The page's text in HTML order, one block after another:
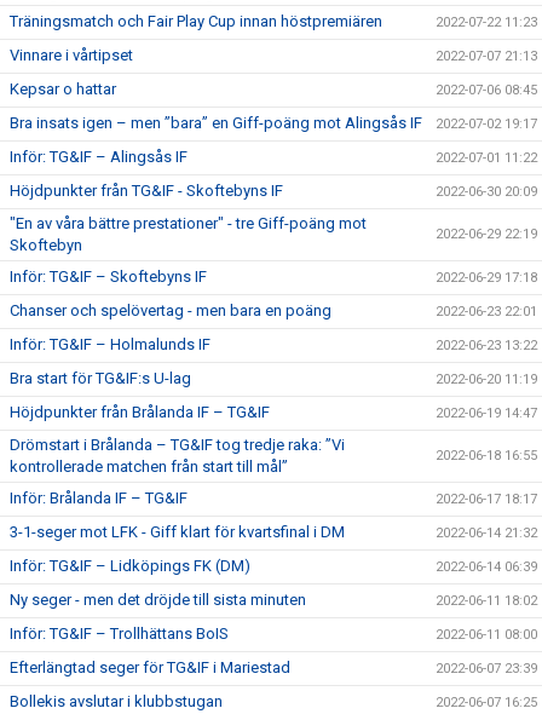
Träningsmatch och Fair Play Cup innan höstpremiären 2022-07-22 11:23
Vinnare i vårtipset 2022-07-07 21:13
Kepsar o hattar 2022-07-06 08:45
Bra insats igen – men ”bara” en Giff-poäng mot Alingsås IF 2022-07-02 19:17
Inför: TG&IF – Alingsås IF 2022-07-01 11:22
Höjdpunkter från TG&IF - Skoftebyns IF 2022-06-30 20:09
"En av våra bättre prestationer" - tre Giff-poäng mot
Skoftebyn
2022-06-29 22:19
Inför: TG&IF – Skoftebyns IF 2022-06-29 17:18
Chanser och spelövertag - men bara en poäng 2022-06-23 22:01
Inför: TG&IF – Holmalunds IF 2022-06-23 13:22
Bra start för TG&IF:s U-lag 2022-06-20 11:19
Höjdpunkter från Brålanda IF – TG&IF 2022-06-19 14:47
Drömstart i Brålanda – TG&IF tog tredje raka: ”Vi
kontrollerade matchen från start till mål”
2022-06-18 16:55
Inför: Brålanda IF – TG&IF 2022-06-17 18:17
3-1-seger mot LFK - Giff klart för kvartsfinal i DM 2022-06-14 21:32
Inför: TG&IF – Lidköpings FK (DM) 2022-06-14 06:39
Ny seger - men det dröjde till sista minuten 2022-06-11 18:02
Inför: TG&IF – Trollhättans BoIS 2022-06-11 08:00
Efterlängtad seger för TG&IF i Mariestad 2022-06-07 23:39
Bollekis avslutar i klubbstugan 2022-06-07 16:25